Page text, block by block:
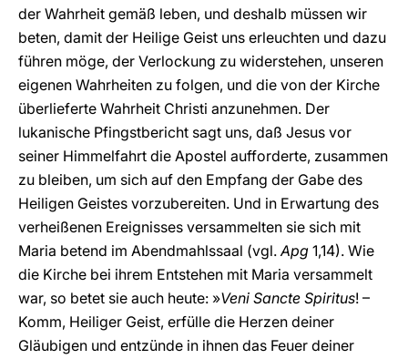
der Wahrheit gemäß leben, und deshalb müssen wir
beten, damit der Heilige Geist uns erleuchten und dazu
führen möge, der Verlockung zu widerstehen, unseren
eigenen Wahrheiten zu folgen, und die von der Kirche
überlieferte Wahrheit Christi anzunehmen. Der
lukanische Pfingstbericht sagt uns, daß Jesus vor
seiner Himmelfahrt die Apostel aufforderte, zusammen
zu bleiben, um sich auf den Empfang der Gabe des
Heiligen Geistes vorzubereiten. Und in Erwartung des
verheißenen Ereignisses versammelten sie sich mit
Maria betend im Abendmahlssaal (vgl.Apg 1,14). Wie
die Kirche bei ihrem Entstehen mit Maria versammelt
war, so betet sie auch heute: »Veni Sancte Spiritus! –
Komm, Heiliger Geist, erfülle die Herzen deiner
Gläubigen und entzünde in ihnen das Feuer deiner